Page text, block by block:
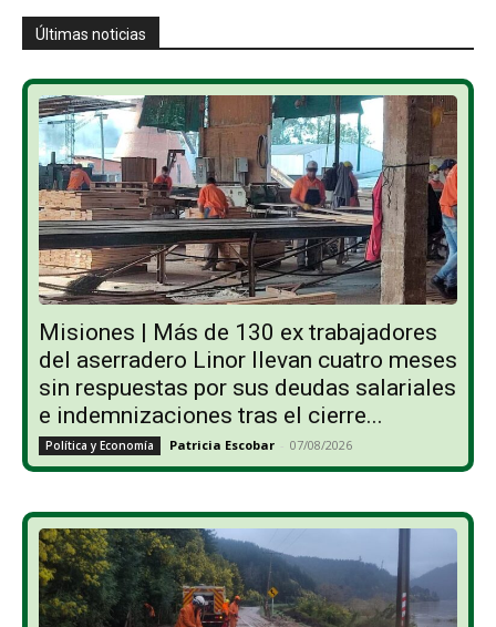
Últimas noticias
Misiones | Más de 130 ex trabajadores
del aserradero Linor llevan cuatro meses
sin respuestas por sus deudas salariales
e indemnizaciones tras el cierre...
Política y Economía Patricia Escobar - 07/08/2026